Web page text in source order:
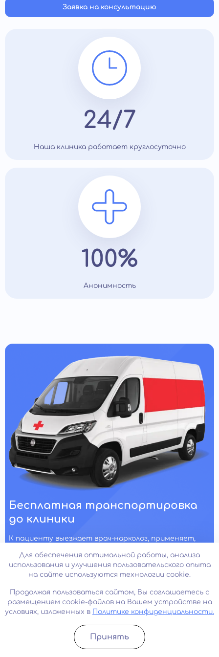
Заявка на консультацию
24/7
Наша клиника работает круглосуточно
100%
Анонимность
Бесплатная транспортировка
до клиники
К пациенту выезжает врач-нарколог, применяет,
помощи, затем сопровождает пациента на всем
пути следования в клинику
Наши врачи Все врачи
Записатьcя
Для обеспечения оптимальной работы, анализа
использования и улучшения пользовательского опыта
на сайте используются технологии cookie.
Продолжая пользоваться сайтом, Вы соглашаетесь с
размещением cookie-файлов на Вашем устройстве на
условиях, изложенных в
Политике конфиденциальности.
Принять